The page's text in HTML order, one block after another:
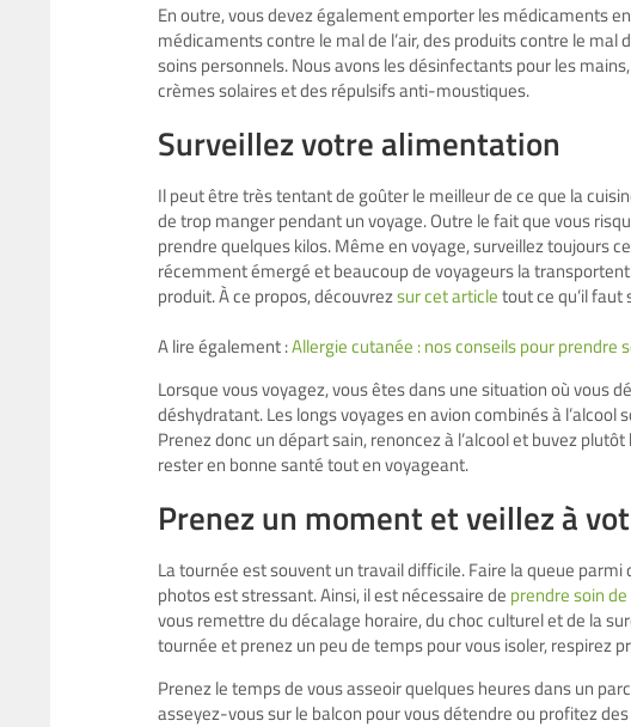
En outre, vous devez également emporter les médicaments
médicaments contre le mal de l’air, des produits contre le
soins personnels. Nous avons les désinfectants pour les
crèmes solaires et des répulsifs anti-moustiques.
Surveillez votre alimentation
Il peut être très tentant de goûter le meilleur de ce que la
de trop manger pendant un voyage. Outre le fait que vous
prendre quelques kilos. Même en voyage, surveillez toujours
récemment émergé et beaucoup de voyageurs la
produit. À ce propos, découvrezsur cet articletout ce qu’il faut
A lire également :Allergie cutanée : nos conseils pour prendre
Lorsque vous voyagez, vous êtes dans une situation où vous
déshydratant. Les longs voyages en avion combinés à
Prenez donc un départ sain, renoncez à l’alcool et buvez
rester en bonne santé tout en voyageant.
Prenez un moment et veillez à
La tournée est souvent un travail difficile. Faire la queue
photos est stressant. Ainsi, il est nécessaire de prendre soin
vous remettre du décalage horaire, du choc culturel et de la
tournée et prenez un peu de temps pour vous isoler, respirez
Prenez le temps de vous asseoir quelques heures dans un
asseyez-vous sur le balcon pour vous détendre ou profitez